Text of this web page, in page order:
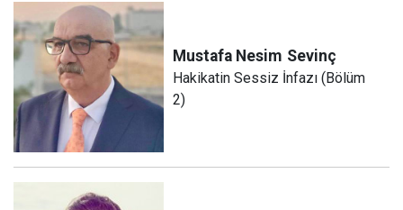
Mustafa Nesim Sevinç
Hakikatin Sessiz İnfazı (Bölüm
2)